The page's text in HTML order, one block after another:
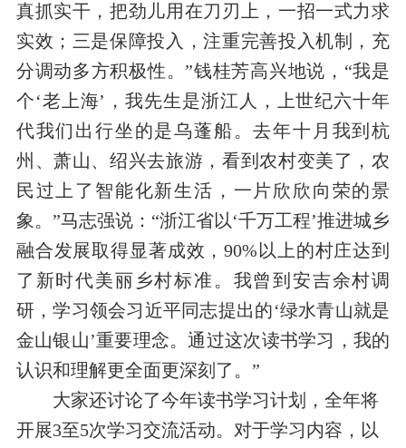
真抓实干，把劲儿用在刀刃上，一招一式力求
实效；三是保障投入，注重完善投入机制，充
分调动多方积极性。”钱桂芳高兴地说 ， “我是
个‘老上海’，我先生是浙江人，上世纪六十年
代我们出行坐的是乌蓬船。去年十月我到杭
州、萧山、绍兴去旅游，看到农村变美了，农
民过上了智能化新生活 ， 一片欣欣向荣的景
象 。 ”马志强说：“浙江省以‘千万工程’推进城乡
融合发展取得显著成效，90%以上的村庄达到
了新时代美丽乡村标准。我曾到安吉余村调
研，学习领会习近平同志提出的‘绿水青山就是
金山银山’重要理念。通过这次读书学习，我的
认识和理解更全面更深刻了。 ”
大家还讨论了今年读书学习计划，全年将
开展3至5次学习交流活动。对于学习内容， 以